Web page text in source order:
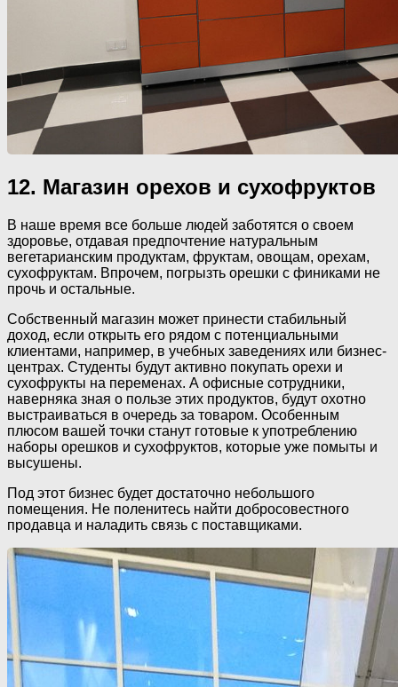
12. Магазин орехов и сухофруктов
В наше время все больше людей заботятся о своем
здоровье, отдавая предпочтение натуральным
вегетарианским продуктам, фруктам, овощам, орехам,
сухофруктам. Впрочем, погрызть орешки с финиками не
прочь и остальные.
Собственный магазин может принести стабильный
доход, если открыть его рядом с потенциальными
клиентами, например, в учебных заведениях или бизнес-
центрах. Студенты будут активно покупать орехи и
сухофрукты на переменах. А офисные сотрудники,
наверняка зная о пользе этих продуктов, будут охотно
выстраиваться в очередь за товаром. Особенным
плюсом вашей точки станут готовые к употреблению
наборы орешков и сухофруктов, которые уже помыты и
высушены.
Под этот бизнес будет достаточно небольшого
помещения. Не поленитесь найти добросовестного
продавца и наладить связь с поставщиками.